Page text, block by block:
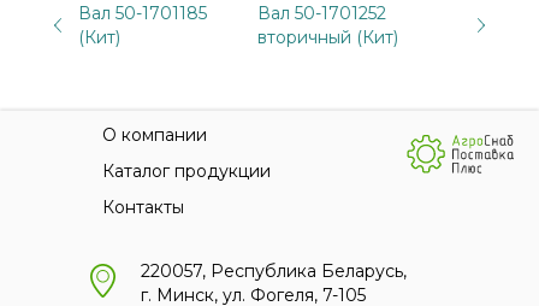
Вал 50-1701185
(Кит)
Вал 50-1701252
вторичный (Кит)
О компании
Каталог продукции
Контакты
220057, Республика Беларусь,
г. Минск, ул. Фогеля, 7-105